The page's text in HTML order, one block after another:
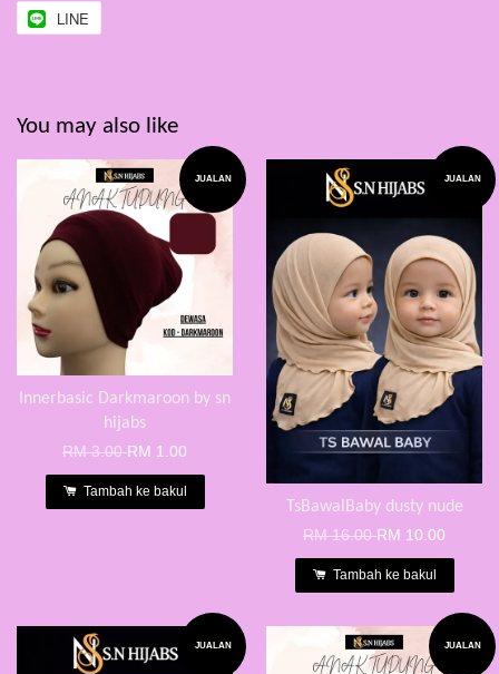
LINE
You may also like
JUALAN
Innerbasic Darkmaroon by sn
hijabs
RM 3.00RM 1.00
Tambah ke bakul
JUALAN
TsBawalBaby dusty nude
RM 16.00RM 10.00
Tambah ke bakul
JUALAN JUALAN